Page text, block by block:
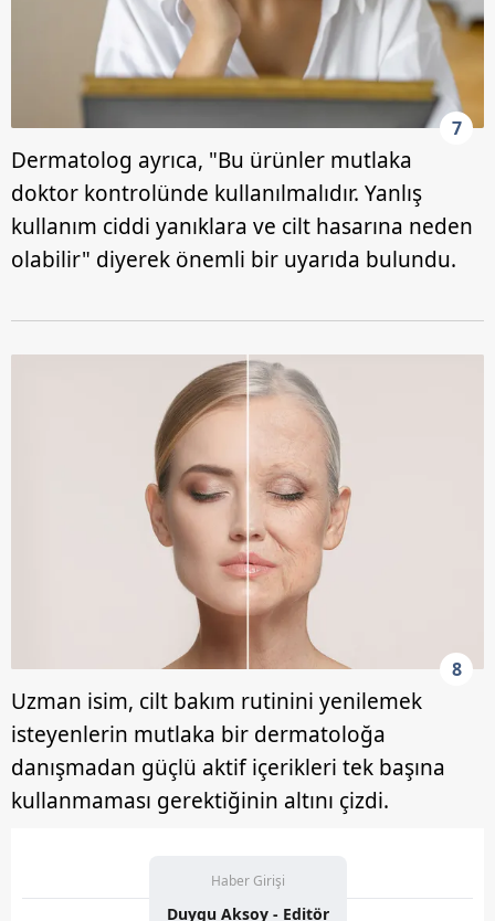
7
Dermatolog ayrıca, "Bu ürünler mutlaka
doktor kontrolünde kullanılmalıdır. Yanlış
kullanım ciddi yanıklara ve cilt hasarına neden
olabilir" diyerek önemli bir uyarıda bulundu.
8
Uzman isim, cilt bakım rutinini yenilemek
isteyenlerin mutlaka bir dermatoloğa
danışmadan güçlü aktif içerikleri tek başına
kullanmaması gerektiğinin altını çizdi.
Haber Girişi
Duygu Aksoy - Editör